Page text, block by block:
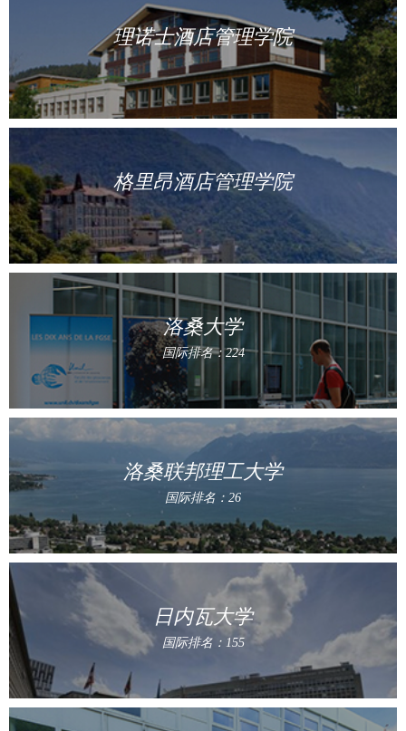
理诺士酒店管理学院
格里昂酒店管理学院
洛桑大学
国际排名：224
洛桑联邦理工大学
国际排名：26
日内瓦大学
国际排名：155